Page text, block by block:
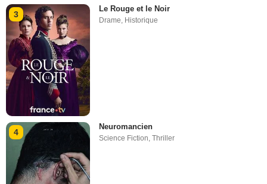
3
Le Rouge et le Noir
Drame, Historique
4
Neuromancien
Science Fiction,Thriller